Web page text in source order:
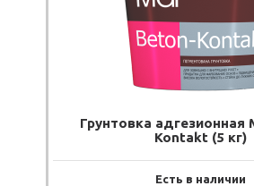
Грунтовка адгезионная
Kontakt (5 кг)
Есть в наличии